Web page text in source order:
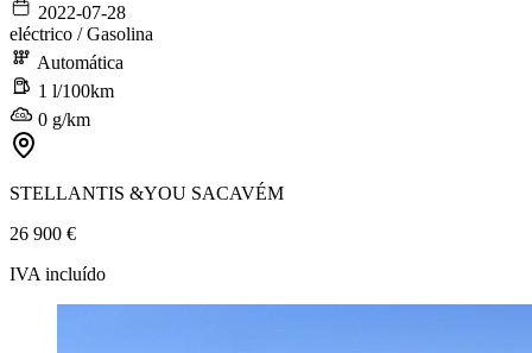
2022-07-28
eléctrico / Gasolina
Automática
1 l/100km
0 g/km
STELLANTIS &YOU SACAVÉM
26 900 €
IVA incluído